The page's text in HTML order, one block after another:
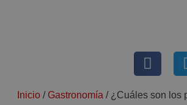
Inicio / Gastronomía / ¿Cuáles son los